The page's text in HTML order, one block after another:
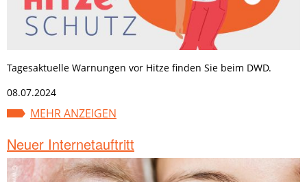
Tagesaktuelle Warnungen vor Hitze finden Sie beim DWD.
08.07.2024
MEHR ANZEIGEN
Neuer Internetauftritt